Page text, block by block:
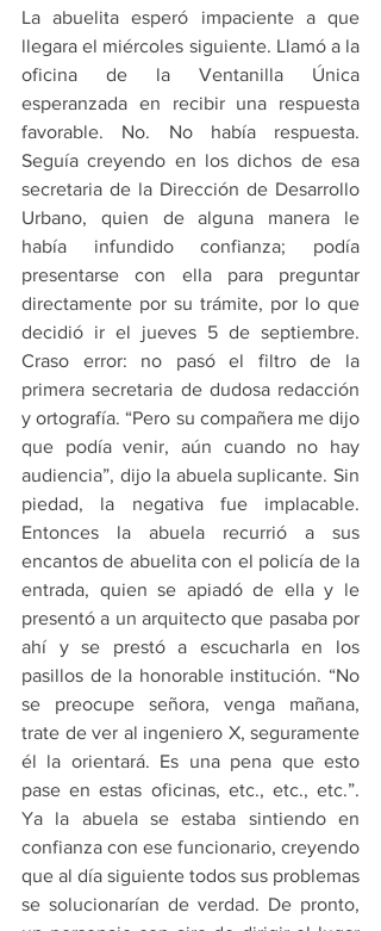
La abuelita esperó impaciente a que
llegara el miércoles siguiente. Llamó a la
oficina de la Ventanilla Única
esperanzada en recibir una respuesta
favorable. No. No había respuesta.
Seguía creyendo en los dichos de esa
secretaria de la Dirección de Desarrollo
Urbano, quien de alguna manera le
había infundido confianza; podía
presentarse con ella para preguntar
directamente por su trámite, por lo que
decidió ir el jueves 5 de septiembre.
Craso error: no pasó el filtro de la
primera secretaria de dudosa redacción
y ortografía. “Pero su compañera me dijo
que podía venir, aún cuando no hay
audiencia”, dijo la abuela suplicante. Sin
piedad, la negativa fue implacable.
Entonces la abuela recurrió a sus
encantos de abuelita con el policía de la
entrada, quien se apiadó de ella y le
presentó a un arquitecto que pasaba por
ahí y se prestó a escucharla en los
pasillos de la honorable institución. “No
se preocupe señora, venga mañana,
trate de ver al ingeniero X, seguramente
él la orientará. Es una pena que esto
pase en estas oficinas, etc., etc., etc.”.
Ya la abuela se estaba sintiendo en
confianza con ese funcionario, creyendo
que al día siguiente todos sus problemas
se solucionarían de verdad. De pronto,